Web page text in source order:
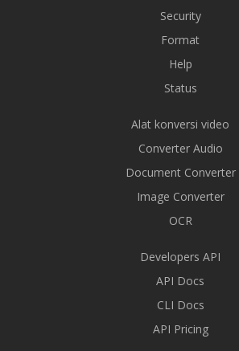
Security
Format
Help
Status
Alat konversi video
Converter Audio
Document Converter
Image Converter
OCR
Developers API
API Docs
CLI Docs
API Pricing